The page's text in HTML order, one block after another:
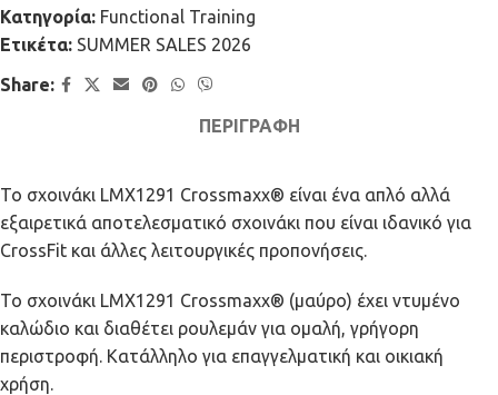
Κατηγορία: Functional Training
Ετικέτα: SUMMER SALES 2026
Share:
ΠΕΡΙΓΡΑΦΉ
Το σχοινάκι LMX1291 Crossmaxx® είναι ένα απλό αλλά
εξαιρετικά αποτελεσματικό σχοινάκι που είναι ιδανικό για
CrossFit και άλλες λειτουργικές προπονήσεις.
Το σχοινάκι LMX1291 Crossmaxx® (μαύρο) έχει ντυμένο
καλώδιο και διαθέτει ρουλεμάν για ομαλή, γρήγορη
περιστροφή. Κατάλληλο για επαγγελματική και οικιακή
χρήση.